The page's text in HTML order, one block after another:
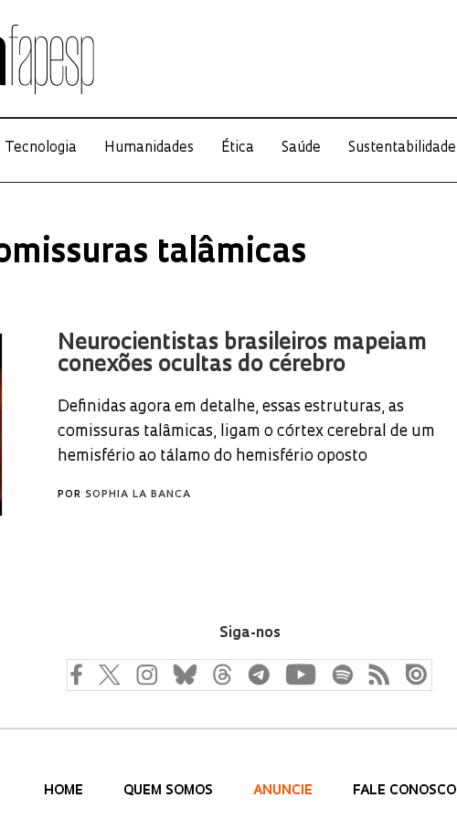
Tecnologia Humanidades Ética Saúde Sustentabilidade
talâmicas
Neurocientistas brasileiros mapeiam
conexões ocultas do cérebro
Definidas agora em detalhe, essas estruturas, as
comissuras talâmicas, ligam o córtex cerebral de um
hemisfério ao tálamo do hemisfério oposto
POR SOPHIA LA BANCA
Siga-nos
HOME QUEM SOMOS ANUNCIE FALE CONOSCO